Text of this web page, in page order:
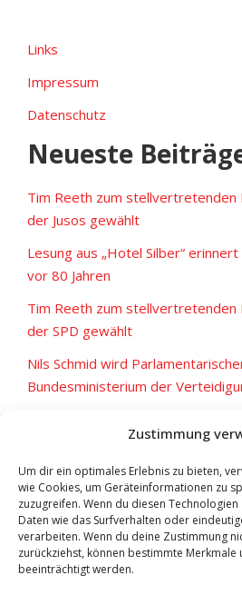
Zustimmung
Um dir ein optimales Erlebnis zu bieten,
wie Cookies, um Geräteinformationen zu
zuzugreifen. Wenn du diesen
Daten wie das Surfverhalten oder
verarbeiten. Wenn du deine Zustimmung
zurückziehst, können bestimmte Merkmale
beeinträchtigt werden.
Links
Impressum
Datenschutz
Neueste
Tim Reeth zum stellvertretenden
der Jusos gewählt
Lesung aus „Hotel Silber“
vor 80 Jahren
Tim Reeth zum stellvertretenden
der SPD gewählt
Nils Schmid wird
Bundesministerium der